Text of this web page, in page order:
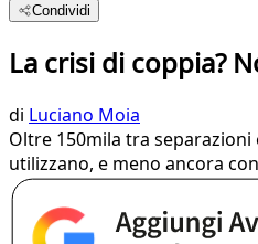
Condividi
La crisi di coppia?
di Luciano Moia
Oltre 150mila tra
utilizzano, e meno ancora